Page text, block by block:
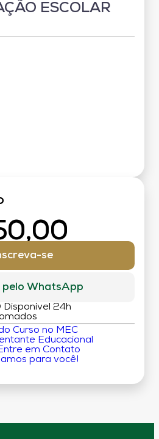
ESCOLAR
se
pelo WhatsApp
24h
Curso no MEC
Educacional
em Contato
para você!